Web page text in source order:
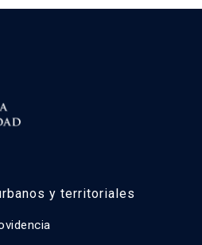
y territoriales